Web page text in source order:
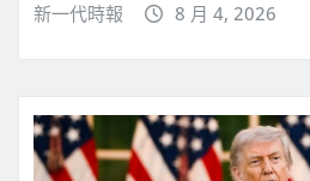
新一代時報 8 月 4, 2026